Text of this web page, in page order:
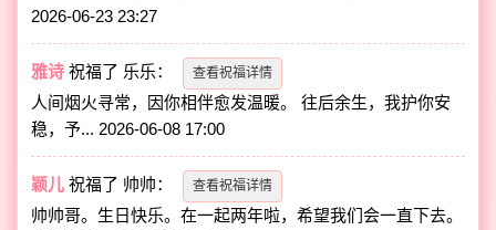
2026-06-23 23:27
雅诗 祝福了 乐乐： 查看祝福详情
人间烟火寻常，因你相伴愈发温暖。 往后余生，我护你安
稳，予... 2026-06-08 17:00
颖儿 祝福了 帅帅： 查看祝福详情
帅帅哥。生日快乐。在一起两年啦，希望我们会一直下去。